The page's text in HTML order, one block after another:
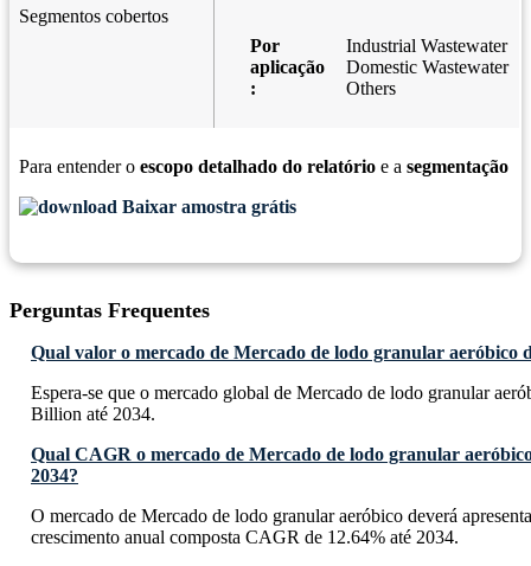
Segmentos cobertos
Por
aplicação
:
Industrial Wastewater
Domestic Wastewater
Others
Para entender o escopo detalhado do relatório e a segmentação
Baixar amostra grátis
Perguntas Frequentes
Qual valor o mercado de Mercado de lodo granular aeróbico
Espera-se que o mercado global de Mercado de lodo granular
Billion até 2034.
Qual CAGR o mercado de Mercado de lodo granular
2034?
O mercado de Mercado de lodo granular aeróbico deverá
crescimento anual composta CAGR de 12.64% até 2034.